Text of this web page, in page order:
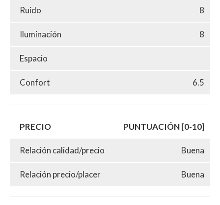
Ruido 8
Iluminación 8
Espacio
Confort 6.5
PRECIO PUNTUACIÓN [0-10]
Relación calidad/precio Buena
Relación precio/placer Buena